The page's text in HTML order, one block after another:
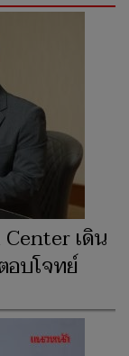
เดิน
อบโจทย์